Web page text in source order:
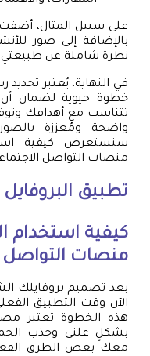
على سبيل المثال،
بالإضافة إلى صور
نظرة شاملة عن طبيعتي
في النهاية، يُعتبر تحديد
خطوة حيوية لضمان أن
تتناسب مع أهدافك
واضحة ومُعززة
سنستعرض كيفية
منصات التواصل
تطبيق
كيفية استخدام
منصات التواصل
بعد تصميم بروفايلك
الآن وقت التطبيق
هذه الخطوة تعتبر
بشكلٍ علني وجذب
معك بعض الطرق